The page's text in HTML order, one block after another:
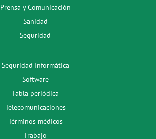
Prensa y Comunicación
Sanidad
Seguridad
Seguridad Informática
Software
Tabla periódica
Telecomunicaciones
Términos médicos
Trabajo